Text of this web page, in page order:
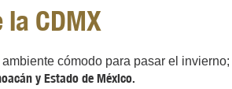
CDMX
cómodo para pasar el invierno;
y Estado de México.